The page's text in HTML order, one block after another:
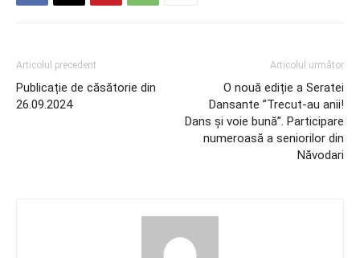
Articolul precedent
Publicație de căsătorie din
26.09.2024
Articolul următor
O nouă ediție a Seratei
Dansante ”Trecut-au anii!
Dans și voie bună”. Participare
numeroasă a seniorilor din
Năvodari